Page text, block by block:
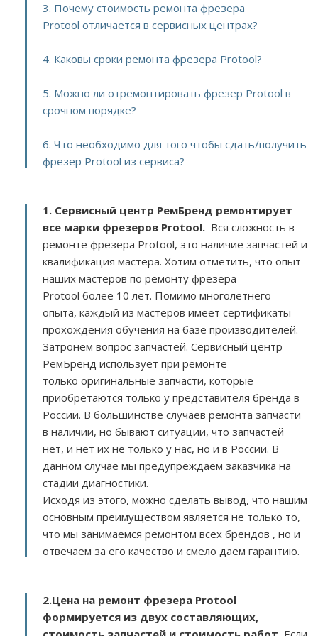
3. Почему стоимость ремонта фрезера
Protool отличается в сервисных центрах?
4. Каковы сроки ремонта фрезера Protool?
5. Можно ли отремонтировать фрезер Protool в
срочном порядке?
6. Что необходимо для того чтобы сдать/получить
фрезер Protool из сервиса?
1. Сервисный центр РемБренд ремонтирует
все марки фрезеров Protool. Вся сложность в
ремонте фрезера Protool, это наличие запчастей и
квалификация мастера. Хотим отметить, что опыт
наших мастеров по ремонту фрезера
Protool более 10 лет. Помимо многолетнего
опыта, каждый из мастеров имеет сертификаты
прохождения обучения на базе производителей.
Затронем вопрос запчастей. Сервисный центр
РемБренд использует при ремонте
только оригинальные запчасти, которые
приобретаются только у представителя бренда в
России. В большинстве случаев ремонта запчасти
в наличии, но бывают ситуации, что запчастей
нет, и нет их не только у нас, но и в России. В
данном случае мы предупреждаем заказчика на
стадии диагностики.
Исходя из этого, можно сделать вывод, что нашим
основным преимуществом является не только то,
что мы занимаемся ремонтом всех брендов , но и
отвечаем за его качество и смело даем гарантию.
2.Цена на ремонт фрезера Protool
формируется из двух составляющих,